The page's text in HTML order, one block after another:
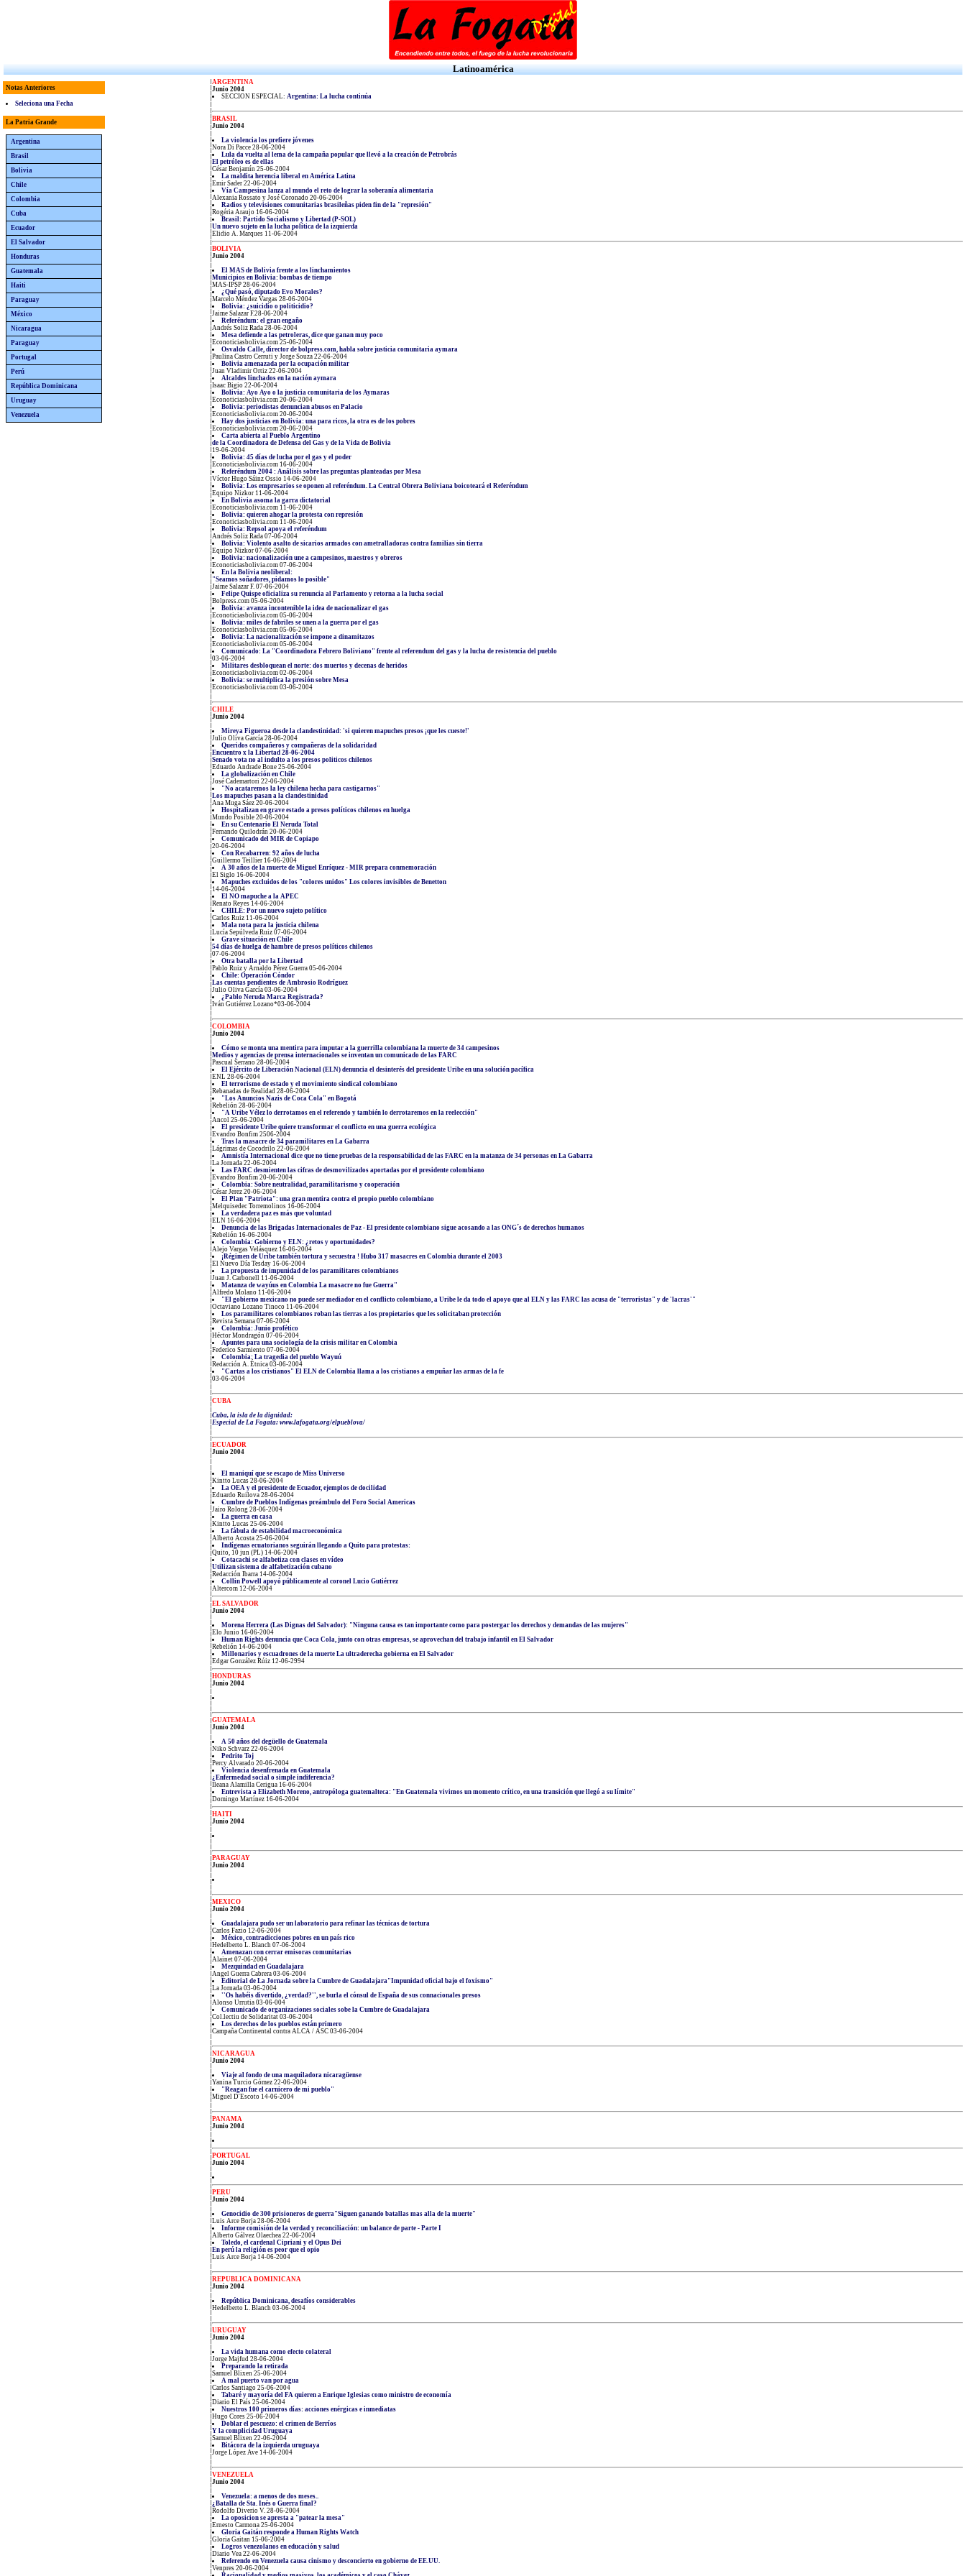
Latinoamérica
Notas Anteriores
Seleciona una Fecha
La Patria Grande
Argentina
Brasil
Bolivia
Chile
Colombia
Cuba
Ecuador
El Salvador
Honduras
Guatemala
Haiti
Paraguay
México
Nicaragua
Paraguay
Portugal
Perú
República Dominicana
Uruguay
Venezuela
ARGENTINA
Junio 2004
SECCION ESPECIAL: Argentina: La lucha continúa
BRASIL
Junio 2004
La violencia los prefiere jóvenes
Nora Di Pacce 28-06-2004
Lula da vuelta al lema de la campaña popular que llevó a la creación de Petrobrás
El petróleo es de ellas
César Benjamín 25-06-2004
La maldita herencia liberal en América Latina
Emir Sader 22-06-2004
Vía Campesina lanza al mundo el reto de lograr la soberanía alimentaria
Alexania Rossato y José Coronado 20-06-2004
Radios y televisiones comunitarias brasileñas piden fin de la "represión"
Rogéria Araujo 16-06-2004
Brasil: Partido Socialismo y Libertad (P-SOL)
Un nuevo sujeto en la lucha política de la izquierda
Elidio A. Marques 11-06-2004
BOLIVIA
Junio 2004
El MAS de Bolivia frente a los linchamientos
Municipios en Bolivia: bombas de tiempo
MAS-IPSP 28-06-2004
¿Qué pasó, diputado Evo Morales?
Marcelo Méndez Vargas 28-06-2004
Bolivia: ¿suicidio o politicidio?
Jaime Salazar F.28-06-2004
Referéndum: el gran engaño
Andrés Soliz Rada 28-06-2004
Mesa defiende a las petroleras, dice que ganan muy poco
Econoticiasbolivia.com 25-06-2004
Osvaldo Calle, director de bolpress.com, habla sobre justicia comunitaria aymara
Paulina Castro Cerruti y Jorge Souza 22-06-2004
Bolivia amenazada por la ocupación militar
Juan Vladimir Ortiz 22-06-2004
Alcaldes linchados en la nación aymara
Isaac Bigio 22-06-2004
Bolivia: Ayo Ayo o la justicia comunitaria de los Aymaras
Econoticiasbolivia.com 20-06-2004
Bolivia: periodistas denuncian abusos en Palacio
Econoticiasbolivia.com 20-06-2004
Hay dos justicias en Bolivia: una para ricos, la otra es de los pobres
Econoticiasbolivia.com 20-06-2004
Carta abierta al Pueblo Argentino
de la Coordinadora de Defensa del Gas y de la Vida de Bolivia
19-06-2004
Bolivia: 45 días de lucha por el gas y el poder
Econoticiasbolivia.com 16-06-2004
Referéndum 2004 : Análisis sobre las preguntas planteadas por Mesa
Víctor Hugo Sáinz Ossio 14-06-2004
Bolivia: Los empresarios se oponen al referéndum. La Central Obrera Boliviana boicoteará el Referéndum
Equipo Nizkor 11-06-2004
En Bolivia asoma la garra dictatorial
Econoticiasbolivia.com 11-06-2004
Bolivia: quieren ahogar la protesta con represión
Econoticiasbolivia.com 11-06-2004
Bolivia: Repsol apoya el referéndum
Andrés Soliz Rada 07-06-2004
Bolivia: Violento asalto de sicarios armados con ametralladoras contra familias sin tierra
Equipo Nizkor 07-06-2004
Bolivia: nacionalización une a campesinos, maestros y obreros
Econoticiasbolivia.com 07-06-2004
En la Bolivia neoliberal:
"Seamos soñadores, pidamos lo posible"
Jaime Salazar F. 07-06-2004
Felipe Quispe oficializa su renuncia al Parlamento y retorna a la lucha social
Bolpress.com 05-06-2004
Bolivia: avanza incontenible la idea de nacionalizar el gas
Econoticiasbolivia.com 05-06-2004
Bolivia: miles de fabriles se unen a la guerra por el gas
Econoticiasbolivia.com 05-06-2004
Bolivia: La nacionalización se impone a dinamitazos
Econoticiasbolivia.com 05-06-2004
Comunicado: La "Coordinadora Febrero Boliviano" frente al referendum del gas y la lucha de resistencia del pueblo
03-06-2004
Militares desbloquean el norte: dos muertos y decenas de heridos
Econoticiasbolivia.com 02-06-2004
Bolivia: se multiplica la presión sobre Mesa
Econoticiasbolivia.com 03-06-2004
CHILE
Junio 2004
Mireya Figueroa desde la clandestinidad: 'si quieren mapuches presos ¡que les cueste!'
Julio Oliva García 28-06-2004
Queridos compañeros y compañeras de la solidaridad
Encuentro x la Libertad 28-06-2004
Senado vota no al indulto a los presos politicos chilenos
Eduardo Andrade Bone 25-06-2004
La globalización en Chile
José Cademartori 22-06-2004
"No acataremos la ley chilena hecha para castigarnos"
Los mapuches pasan a la clandestinidad
Ana Muga Sáez 20-06-2004
Hospitalizan en grave estado a presos políticos chilenos en huelga
Mundo Posible 20-06-2004
En su Centenario El Neruda Total
Fernando Quilodrán 20-06-2004
Comunicado del MIR de Copiapo
20-06-2004
Con Recabarren: 92 años de lucha
Guillermo Teillier 16-06-2004
A 30 años de la muerte de Miguel Enríquez - MIR prepara conmemoración
El Siglo 16-06-2004
Mapuches excluidos de los "colores unidos" Los colores invisibles de Benetton
14-06-2004
El NO mapuche a la APEC
Renato Reyes 14-06-2004
CHILE: Por un nuevo sujeto político
Carlos Ruiz 11-06-2004
Mala nota para la justicia chilena
Lucía Sepúlveda Ruiz 07-06-2004
Grave situación en Chile
54 días de huelga de hambre de presos políticos chilenos
07-06-2004
Otra batalla por la Libertad
Pablo Ruiz y Arnaldo Pérez Guerra 05-06-2004
Chile: Operación Cóndor
Las cuentas pendientes de Ambrosio Rodríguez
Julio Oliva García 03-06-2004
¿Pablo Neruda Marca Registrada?
Iván Gutiérrez Lozano*03-06-2004
COLOMBIA
Junio 2004
Cómo se monta una mentira para imputar a la guerrilla colombiana la muerte de 34 campesinos
Medios y agencias de prensa internacionales se inventan un comunicado de las FARC
Pascual Serrano 28-06-2004
El Ejército de Liberación Nacional (ELN) denuncia el desinterés del presidente Uribe en una solución pacífica
ENL 28-06-2004
El terrorismo de estado y el movimiento sindical colombiano
Rebanadas de Realidad 28-06-2004
"Los Anuncios Nazis de Coca Cola" en Bogotá
Rebelión 28-06-2004
"A Uribe Vélez lo derrotamos en el referendo y también lo derrotaremos en la reelección"
Ancol 25-06-2004
El presidente Uribe quiere transformar el conflicto en una guerra ecológica
Evandro Bonfim 2506-2004
Tras la masacre de 34 paramilitares en La Gabarra
Lágrimas de Cocodrilo 22-06-2004
Amnistía Internacional dice que no tiene pruebas de la responsabilidad de las FARC en la matanza de 34 personas en La Gabarra
La Jornada 22-06-2004
Las FARC desmienten las cifras de desmovilizados aportadas por el presidente colombiano
Evandro Bonfim 20-06-2004
Colombia: Sobre neutralidad, paramilitarismo y cooperación
César Jerez 20-06-2004
El Plan "Patriota": una gran mentira contra el propio pueblo colombiano
Melquisedec Torremolinos 16-06-2004
La verdadera paz es más que voluntad
ELN 16-06-2004
Denuncia de las Brigadas Internacionales de Paz - El presidente colombiano sigue acosando a las ONG´s de derechos humanos
Rebelión 16-06-2004
Colombia: Gobierno y ELN: ¿retos y oportunidades?
Alejo Vargas Velásquez 16-06-2004
¡Régimen de Uribe también tortura y secuestra ! Hubo 317 masacres en Colombia durante el 2003
El Nuevo Día Tesday 16-06-2004
La propuesta de impunidad de los paramilitares colombianos
Juan J. Carbonell 11-06-2004
Matanza de wayúus en Colombia La masacre no fue Guerra"
Alfredo Molano 11-06-2004
"El gobierno mexicano no puede ser mediador en el conflicto colombiano, a Uribe le da todo el apoyo que al ELN y las FARC las acusa de "terroristas" y de 'lacras'"
Octaviano Lozano Tinoco 11-06-2004
Los paramilitares colombianos roban las tierras a los propietarios que les solicitaban protección
Revista Semana 07-06-2004
Colombia: Junio profético
Héctor Mondragón 07-06-2004
Apuntes para una sociología de la crisis militar en Colombia
Federico Sarmiento 07-06-2004
Colombia: La tragedia del pueblo Wayuú
Redacción A. Étnica 03-06-2004
"Cartas a los cristianos" El ELN de Colombia llama a los cristianos a empuñar las armas de la fe
03-06-2004
CUBA
Cuba, la isla de la dignidad:
Especial de La Fogata: www.lafogata.org/elpueblova/
ECUADOR
Junio 2004
El maniquí que se escapo de Miss Universo
Kintto Lucas 28-06-2004
La OEA y el presidente de Ecuador, ejemplos de docilidad
Eduardo Ruilova 28-06-2004
Cumbre de Pueblos Indígenas preámbulo del Foro Social Americas
Jairo Rolong 28-06-2004
La guerra en casa
Kintto Lucas 25-06-2004
La fábula de estabilidad macroeconómica
Alberto Acosta 25-06-2004
Indígenas ecuatorianos seguirán llegando a Quito para protestas:
Quito, 10 jun (PL) 14-06-2004
Cotacachi se alfabetiza con clases en vídeo
Utilizan sistema de alfabetización cubano
Redacción Ibarra 14-06-2004
Collin Powell apoyó públicamente al coronel Lucio Gutiérrez
Altercom 12-06-2004
EL SALVADOR
Junio 2004
Morena Herrera (Las Dignas del Salvador): "Ninguna causa es tan importante como para postergar los derechos y demandas de las mujeres"
Elo Junio 16-06-2004
Human Rights denuncia que Coca Cola, junto con otras empresas, se aprovechan del trabajo infantil en El Salvador
Rebelión 14-06-2004
Millonarios y escuadrones de la muerte La ultraderecha gobierna en El Salvador
Edgar González Rúiz 12-06-2994
HONDURAS
Junio 2004
GUATEMALA
Junio 2004
A 50 años del degüello de Guatemala
Niko Schvarz 22-06-2004
Pedrito Toj
Percy Alvarado 20-06-2004
Violencia desenfrenada en Guatemala
¿Enfermedad social o simple indiferencia?
Ileana Alamilla Cerigua 16-06-2004
Entrevista a Elizabeth Moreno, antropóloga guatemalteca: "En Guatemala vivimos un momento crítico, en una transición que llegó a su límite"
Domingo Martínez 16-06-2004
HAITI
Junio 2004
PARAGUAY
Junio 2004
MEXICO
Junio 2004
Guadalajara pudo ser un laboratorio para refinar las técnicas de tortura
Carlos Fazio 12-06-2004
México, contradicciones pobres en un país rico
Hedelberto L. Blanch 07-06-2004
Amenazan con cerrar emisoras comunitarias
Alainet 07-06-2004
Mezquindad en Guadalajara
Angel Guerra Cabrera 03-06-2004
Editorial de La Jornada sobre la Cumbre de Guadalajara"Impunidad oficial bajo el foxismo"
La Jornada 03-06-2004
''Os habéis divertido, ¿verdad?'', se burla el cónsul de España de sus connacionales presos
Alonso Urrutia 03-06-004
Comunicado de organizaciones sociales sobe la Cumbre de Guadalajara
Col.lectiu de Solidaritat 03-06-2004
Los derechos de los pueblos están primero
Campaña Continental contra ALCA / ASC 03-06-2004
NICARAGUA
Junio 2004
Viaje al fondo de una maquiladora nicaragüense
Yanina Turcio Gómez 22-06-2004
"Reagan fue el carnicero de mi pueblo"
Miguel D'Escoto 14-06-2004
PANAMA
Junio 2004
PORTUGAL
Junio 2004
PERU
Junio 2004
Genocidio de 300 prisioneros de guerra"Siguen ganando batallas mas alla de la muerte"
Luis Arce Borja 28-06-2004
Informe comisión de la verdad y reconciliación: un balance de parte - Parte I
Alberto Gálvez Olaechea 22-06-2004
Toledo, el cardenal Cipriani y el Opus Dei
En perú la religión es peor que el opio
Luis Arce Borja 14-06-2004
REPUBLICA DOMINICANA
Junio 2004
República Dominicana, desafíos considerables
Hedelberto L. Blanch 03-06-2004
URUGUAY
Junio 2004
La vida humana como efecto colateral
Jorge Majfud 28-06-2004
Preparando la retirada
Samuel Blixen 25-06-2004
A mal puerto van por agua
Carlos Santiago 25-06-2004
Tabaré y mayoría del FA quieren a Enrique Iglesias como ministro de economía
Diario El País 25-06-2004
Nuestros 100 primeros días: acciones enérgicas e inmediatas
Hugo Cores 25-06-2004
Doblar el pescuezo: el crimen de Berríos
Y la complicidad Uruguaya
Samuel Blixen 22-06-2004
Bitácora de la izquierda uruguaya
Jorge López Ave 14-06-2004
VENEZUELA
Junio 2004
Venezuela: a menos de dos meses..
¿Batalla de Sta. Inés o Guerra final?
Rodolfo Diverio V. 28-06-2004
La oposicion se apresta a "patear la mesa"
Ernesto Carmona 25-06-2004
Gloria Gaitán responde a Human Rights Watch
Gloria Gaitan 15-06-2004
Logros venezolanos en educación y salud
Diario Vea 22-06-2004
Referendo en Venezuela causa cinismo y desconcierto en gobierno de EE.UU.
Venpres 20-06-2004